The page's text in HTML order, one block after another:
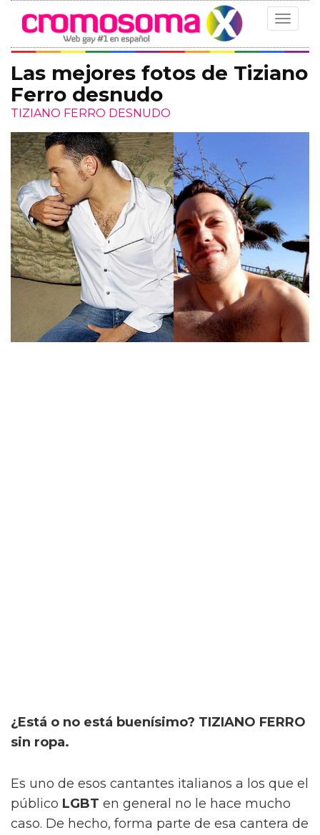
Toggle
Las mejores fotos de Tiziano
Ferro desnudo
TIZIANO FERRO DESNUDO
¿Está o no está buenísimo? TIZIANO FERRO
sin ropa.
Es uno de esos cantantes italianos a los que el
público LGBT en general no le hace mucho
caso. De hecho, forma parte de esa cantera de